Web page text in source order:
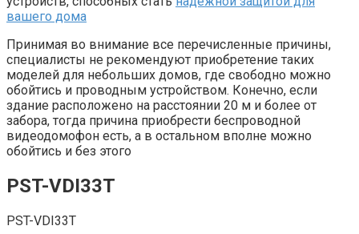
вашего дома
Принимая во внимание все перечисленные причины,
специалисты не рекомендуют приобретение таких
моделей для небольших домов, где свободно можно
обойтись и проводным устройством. Конечно, если
здание расположено на расстоянии 20 м и более от
забора, тогда причина приобрести беспроводной
видеодомофон есть, а в остальном вполне можно
обойтись и без этого
PST-VDI33T
PST-VDI33T